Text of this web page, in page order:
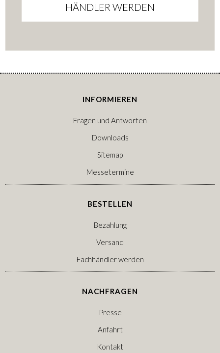
HÄNDLER WERDEN
INFORMIEREN
Fragen und Antworten
Downloads
Sitemap
Messetermine
BESTELLEN
Bezahlung
Versand
Fachhändler werden
NACHFRAGEN
Presse
Anfahrt
Kontakt